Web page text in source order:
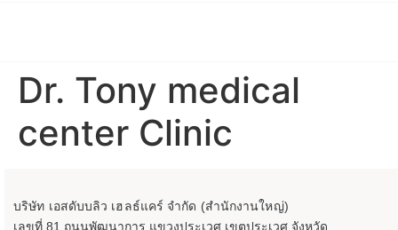
Dr. Tony medical
center Clinic
บริษัท เอสดับบลิว เฮลธ์แคร์ จำกัด (สำนักงานใหญ่)
เลขที่ 81 ถนนพัฒนาการ แขวงประเวศ เขตประเวศ จังหวัด